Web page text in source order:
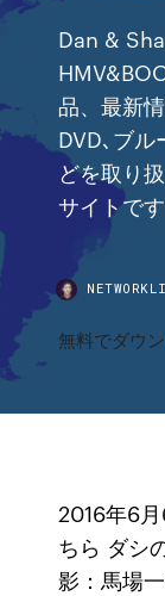
Dan &
品、最新
DVD､ブル
どを取り
サイトで
無料でダウ
2016年6
ちら ダシ
影：馬場